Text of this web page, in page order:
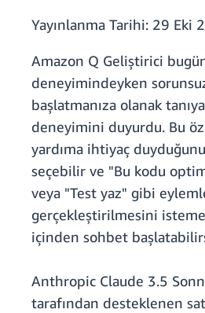
Yayınlanma Tarihi: 29 Eki
Amazon Q Geliştirici
deneyimindeyken
başlatmanıza olanak
deneyimini duyurdu. Bu
yardıma ihtiyaç
seçebilir ve "Bu kodu
veya "Test yaz" gibi
gerçekleştirilmesini
içinden sohbet
Anthropic Claude 3.5
tarafından desteklenen